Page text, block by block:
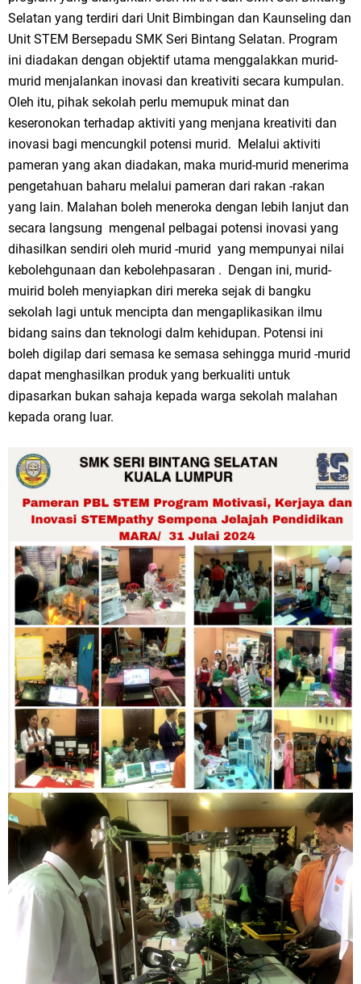
Selatan yang terdiri dari Unit Bimbingan dan Kaunseling dan
Unit STEM Bersepadu SMK Seri Bintang Selatan. Program
ini diadakan dengan objektif utama menggalakkan murid-
murid menjalankan inovasi dan kreativiti secara kumpulan.
Oleh itu, pihak sekolah perlu memupuk minat dan
keseronokan terhadap aktiviti yang menjana kreativiti dan
inovasi bagi mencungkil potensi murid. Melalui aktiviti
pameran yang akan diadakan, maka murid-murid menerima
pengetahuan baharu melalui pameran dari rakan -rakan
yang lain. Malahan boleh meneroka dengan lebih lanjut dan
secara langsung mengenal pelbagai potensi inovasi yang
dihasilkan sendiri oleh murid -murid yang mempunyai nilai
kebolehgunaan dan kebolehpasaran . Dengan ini, murid-
muirid boleh menyiapkan diri mereka sejak di bangku
sekolah lagi untuk mencipta dan mengaplikasikan ilmu
bidang sains dan teknologi dalm kehidupan. Potensi ini
boleh digilap dari semasa ke semasa sehingga murid -murid
dapat menghasilkan produk yang berkualiti untuk
dipasarkan bukan sahaja kepada warga sekolah malahan
kepada orang luar.